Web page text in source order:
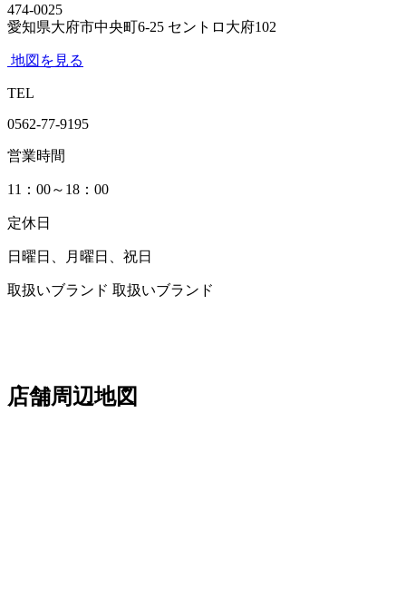
474-0025
愛知県大府市中央町6-25 セントロ大府102
地図を見る
TEL
0562-77-9195
営業時間
11：00～18：00
定休日
日曜日、月曜日、祝日
取扱いブランド 取扱いブランド
店舗周辺地図